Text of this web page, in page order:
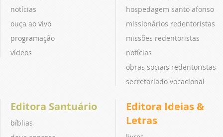
notícias
ouça ao vivo
programação
vídeos
hospedagem santo afonso
missionários redentoristas
missões redentoristas
notícias
obras sociais redentoristas
secretariado vocacional
Editora Santuário
bíblias
Editora Ideias &
Letras